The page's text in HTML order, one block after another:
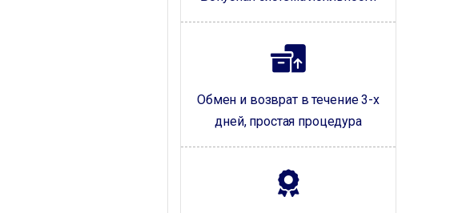
Обмен и возврат в течение 3-х
дней, простая процедура